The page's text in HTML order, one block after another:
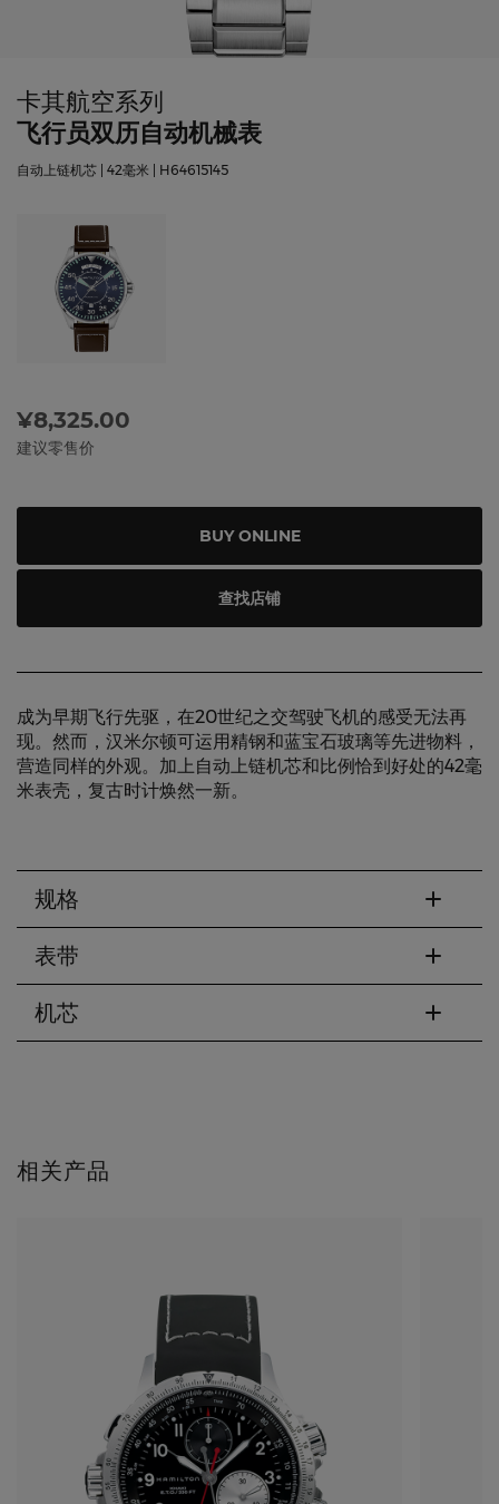
卡其航空系列
飞行员双历自动机械表
自动上链机芯 | 42毫米 | H64615145
¥8,325.00
建议零售价
BUY ONLINE
查找店铺
成为早期飞行先驱，在20世纪之交驾驶飞机的感受无法再
现。然而，汉米尔顿可运用精钢和蓝宝石玻璃等先进物料，
营造同样的外观。加上自动上链机芯和比例恰到好处的42毫
米表壳，复古时计焕然一新。
规格
表带
机芯
相关产品